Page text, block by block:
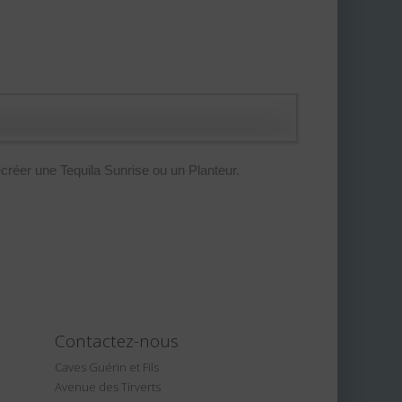
une Tequila Sunrise ou un Planteur.
Contactez-nous
Caves Guérin et Fils
Avenue des Tirverts